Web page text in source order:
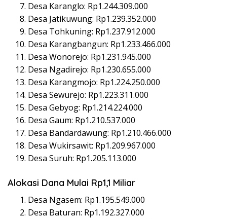
Desa Karanglo: Rp1.244.309.000
Desa Jatikuwung: Rp1.239.352.000
Desa Tohkuning: Rp1.237.912.000
Desa Karangbangun: Rp1.233.466.000
Desa Wonorejo: Rp1.231.945.000
Desa Ngadirejo: Rp1.230.655.000
Desa Karangmojo: Rp1.224.250.000
Desa Sewurejo: Rp1.223.311.000
Desa Gebyog: Rp1.214.224.000
Desa Gaum: Rp1.210.537.000
Desa Bandardawung: Rp1.210.466.000
Desa Wukirsawit: Rp1.209.967.000
Desa Suruh: Rp1.205.113.000
Alokasi Dana Mulai Rp1,1 Miliar
Desa Ngasem: Rp1.195.549.000
Desa Baturan: Rp1.192.327.000